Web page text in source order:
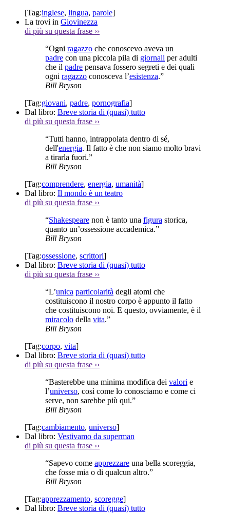
[Tag:inglese, lingua, parole]
La trovi in Giovinezza
di più su questa frase ››
“Ogni ragazzo che conoscevo aveva un
padre con una piccola pila di giornali per adulti
che il padre pensava fossero segreti e dei quali
ogni ragazzo conosceva l’esistenza.”
Bill Bryson
[Tag:giovani, padre, pornografia]
Dal libro: Breve storia di (quasi) tutto
di più su questa frase ››
“Tutti hanno, intrappolata dentro di sé,
dell'energia. Il fatto è che non siamo molto bravi
a tirarla fuori.”
Bill Bryson
[Tag:comprendere, energia, umanità]
Dal libro: Il mondo è un teatro
di più su questa frase ››
“Shakespeare non è tanto una figura storica,
quanto un’ossessione accademica.”
Bill Bryson
[Tag:ossessione, scrittori]
Dal libro: Breve storia di (quasi) tutto
di più su questa frase ››
“L’unica particolarità degli atomi che
costituiscono il nostro corpo è appunto il fatto
che costituiscono noi. E questo, ovviamente, è il
miracolo della vita.”
Bill Bryson
[Tag:corpo, vita]
Dal libro: Breve storia di (quasi) tutto
di più su questa frase ››
“Basterebbe una minima modifica dei valori e
l’universo, così come lo conosciamo e come ci
serve, non sarebbe più qui.”
Bill Bryson
[Tag:cambiamento, universo]
Dal libro: Vestivamo da superman
di più su questa frase ››
“Sapevo come apprezzare una bella scoreggia,
che fosse mia o di qualcun altro.”
Bill Bryson
[Tag:apprezzamento, scoregge]
Dal libro: Breve storia di (quasi) tutto